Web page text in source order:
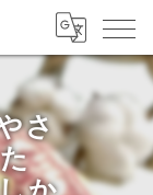
さ
た